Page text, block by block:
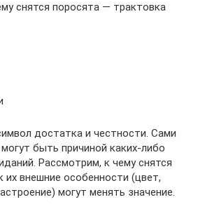
снятся поросята — трактовка
достатка и честности. Сами
быть причиной каких-либо
Рассмотрим, к чему снятся
их внешние особенности (цвет,
могут менять значение.